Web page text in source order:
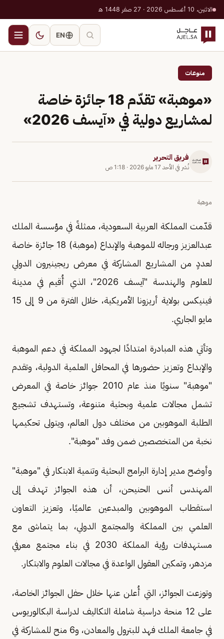
الاثنين، 10 أغسطس 2026 · 27 صفر 1448 هـ
EN
منوعات
«موهبة» تقدّم 18 جائزة خاصة
لمشاريع دولية في «آيسف 2026»
فريق التحرير
نُشر في الأحد 17 مايو 2026 · 1:18 ص
موهبة
قدّمت المملكة العربية السعودية، ممثلةً في مؤسسة الملك
عبدالعزيز ورجاله للموهبة والإبداع (موهبة) 18 جائزة خاصة
لعددٍ من المشاريع المشاركة في معرض ريجينيرون الدولي
للعلوم والهندسة "آيسف 2026"، الذي أُقيم في مدينة
فينيكس بولاية أريزونا الأمريكية، خلال الفترة من 9 إلى 15
مايو الجاري.
وتأتي هذه المبادرة امتدادًا لجهود المملكة في دعم الموهبة
والإبداع وتعزيز حضورها في المحافل العلمية الدولية، وتقدم
"موهبة" سنويًا منذ عام 2010 جوائز خاصة في المعرض
تشمل مجالات علمية وبحثية متنوعة، وتستهدف تشجيع
الطلبة الموهوبين من مختلف دول العالم، ويتولى تحكيمها
نخبة من المتخصصين ضمن وفد "موهبة".
وأوضح مدير إدارة البرامج البحثية وتنمية الابتكار في "موهبة"
المهندس أنس الحنيحن، أن هذه الجوائز تهدف إلى
استقطاب الموهوبين والمبدعين عالميًا، وتعزيز التعاون
العلمي بين المملكة والمجتمع الدولي، بما يتماشى مع
مستهدفات رؤية المملكة 2030 في بناء مجتمع معرفي
مزدهر، وتمكين العقول الواعدة في مجالات العلوم والابتكار.
وتوزعت الجوائز، التي أُعلن عنها خلال حفل الجوائز الخاصة،
على 12 منحة دراسية شاملة التكاليف لدراسة البكالوريوس
في جامعة الملك فهد للبترول والمعادن، و6 منح للمشاركة في